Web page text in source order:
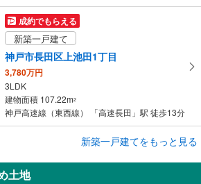
成約でもらえる
新築一戸建て
神戸市長田区上池田1丁目
3,780万円
3LDK
建物面積 107.22m2
神戸高速線（東西線） 「高速長田」駅 徒歩13分
神戸市須磨区大池町2丁目
新築一戸建てをもっと見る
土地